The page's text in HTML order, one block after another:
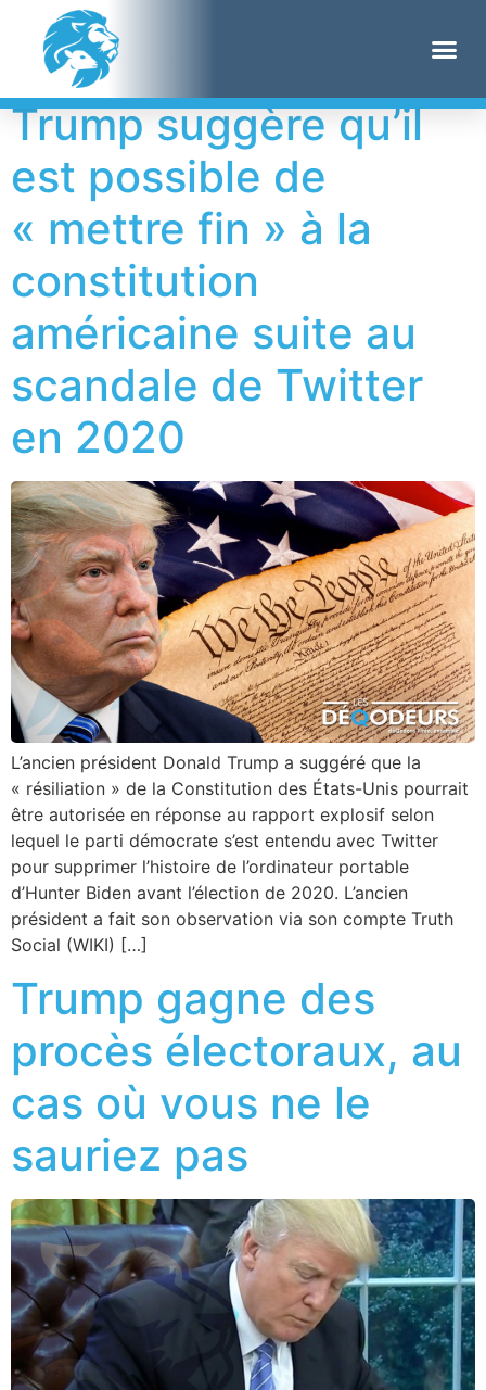
Étiquette : fraudes
Trump suggère qu’il
est possible de
« mettre fin » à la
constitution
américaine suite au
scandale de Twitter
en 2020
L’ancien président Donald Trump a suggéré que la
« résiliation » de la Constitution des États-Unis pourrait
être autorisée en réponse au rapport explosif selon
lequel le parti démocrate s’est entendu avec Twitter
pour supprimer l’histoire de l’ordinateur portable
d’Hunter Biden avant l’élection de 2020. L’ancien
président a fait son observation via son compte Truth
Social (WIKI) […]
Trump gagne des
procès électoraux, au
cas où vous ne le
sauriez pas